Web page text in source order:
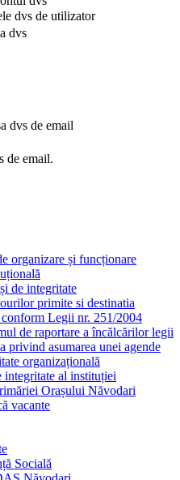
dvs de utilizator
dvs
dvs de email
de email.
organizare și funcționare
de integritate
primite si destinatia
conform Legii nr. 251/2004
de raportare a încălcărilor legii
privind asumarea unei agende
organizațională
integritate al instituției
Orașului Năvodari
vacante
Socială